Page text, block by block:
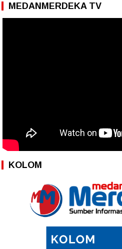
MEDANMERDEKA TV
KOLOM